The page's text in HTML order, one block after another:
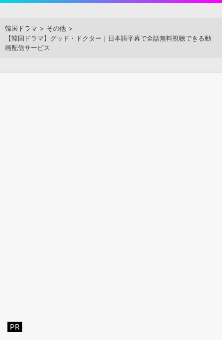
content
アジアンステージ
韓国ドラマ
その他
【韓国ドラマ】グッド・ドクター｜日本語字幕で全話無料視聴できる動
画配信サービス
PR